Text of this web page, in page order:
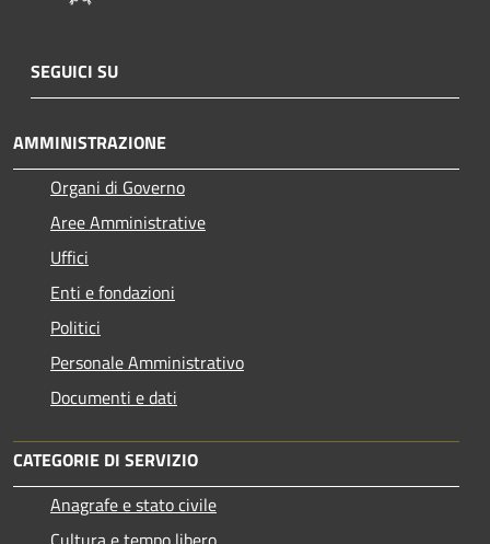
SEGUICI SU
AMMINISTRAZIONE
Organi di Governo
Aree Amministrative
Uffici
Enti e fondazioni
Politici
Personale Amministrativo
Documenti e dati
CATEGORIE DI SERVIZIO
Anagrafe e stato civile